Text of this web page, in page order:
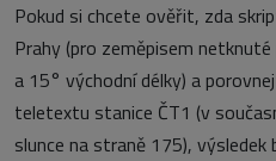
Pokud si chcete ověřit, zda
Prahy (pro zeměpisem
a 15° východní délky) a
teletextu stanice ČT1 (v
slunce na straně 175),